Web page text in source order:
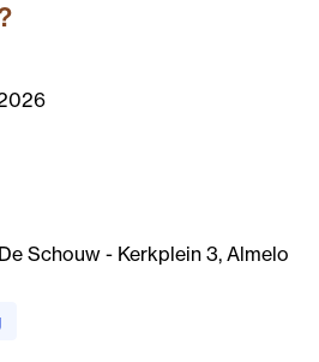
Schouw - Kerkplein 3, Almelo